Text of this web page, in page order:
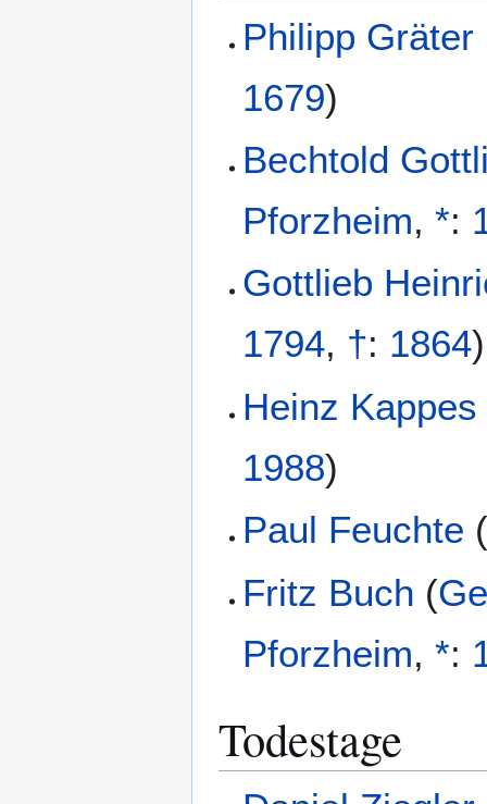
Philipp Gräter
1679)
Bechtold
Pforzheim,*:
Gottlieb
1794, †: 1864)
Heinz Kappes
1988)
Paul Feuchte
Fritz Buch (
Pforzheim,*:
Todestage